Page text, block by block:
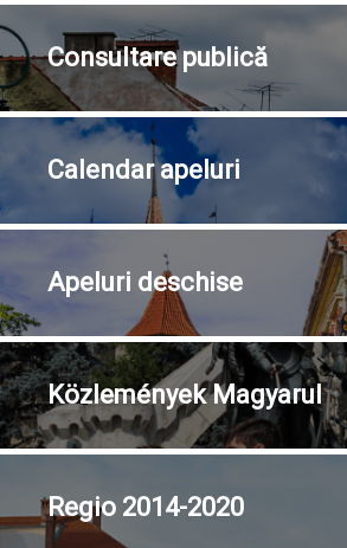
Consultarepublică
Calendarapeluri
Apeluri deschise
KözleményekMagyarul
Regio 2014-2020